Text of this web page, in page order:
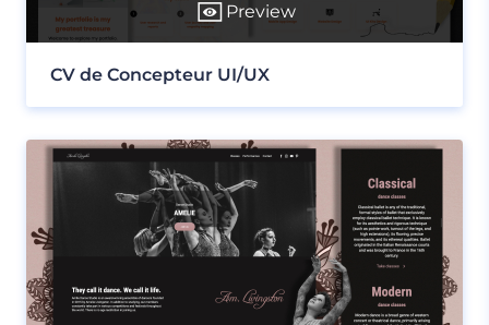
Preview
CV de Concepteur UI/UX